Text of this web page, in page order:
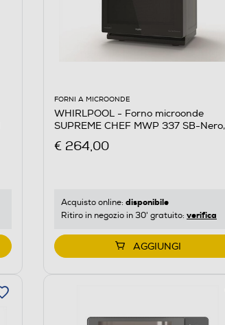
FORNI A MICROONDE
WHIRLPOOL - Forno microonde
SUPREME CHEF MWP 337 SB-Nero,
€ 264,00
Acquisto online: disponibile
Ritiro in negozio in 30' gratuito: verifica
AGGIUNGI